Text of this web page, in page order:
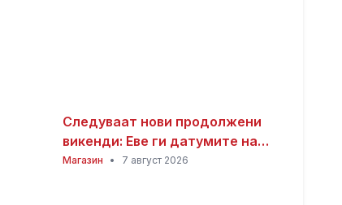
Следуваат нови продолжени
викенди: Еве ги датумите на
следните неработни денови
Магазин • 7 август 2026